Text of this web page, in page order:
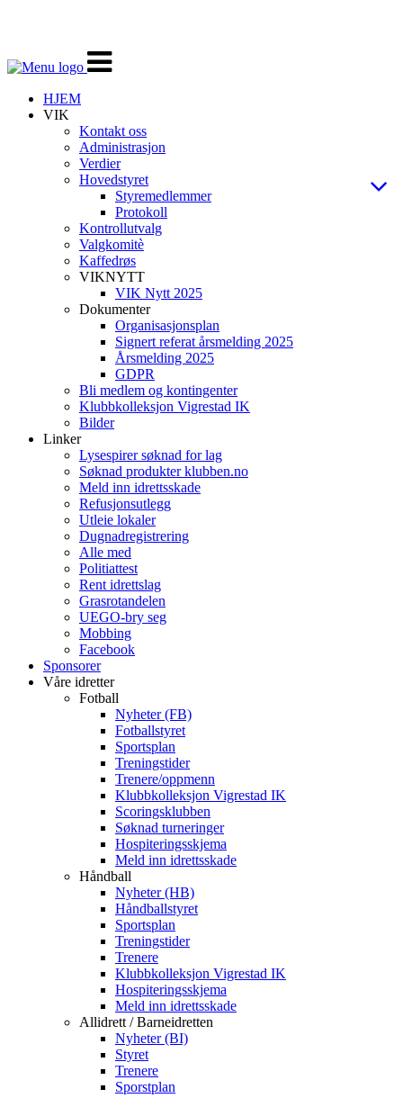
Veksle
navigasjon
HJEM
VIK
Kontakt oss
Administrasjon
Verdier
Hovedstyret
Styremedlemmer
Protokoll
Kontrollutvalg
Valgkomitè
Kaffedrøs
VIKNYTT
VIK Nytt 2025
Dokumenter
Organisasjonsplan
Signert referat årsmelding 2025
Årsmelding 2025
GDPR
Bli medlem og kontingenter
Klubbkolleksjon Vigrestad IK
Bilder
Linker
Lysespirer søknad for lag
Søknad produkter klubben.no
Meld inn idrettsskade
Refusjonsutlegg
Utleie lokaler
Dugnadregistrering
Alle med
Politiattest
Rent idrettslag
Grasrotandelen
UEGO-bry seg
Mobbing
Facebook
Sponsorer
Våre idretter
Fotball
Nyheter (FB)
Fotballstyret
Sportsplan
Treningstider
Trenere/oppmenn
Klubbkolleksjon Vigrestad IK
Scoringsklubben
Søknad turneringer
Hospiteringsskjema
Meld inn idrettsskade
Håndball
Nyheter (HB)
Håndballstyret
Sportsplan
Treningstider
Trenere
Klubbkolleksjon Vigrestad IK
Hospiteringsskjema
Meld inn idrettsskade
Allidrett / Barneidretten
Nyheter (BI)
Styret
Trenere
Sporstplan